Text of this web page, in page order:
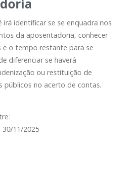
irá identificar se se enquadra nos
da aposentadoria, conhecer
e o tempo restante para se
diferenciar se haverá
ou restituição de
públicos no acerto de contas.
30/11/2025